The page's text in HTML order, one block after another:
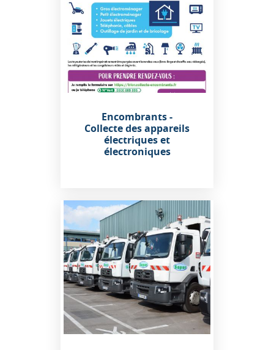
Encombrants -
Collecte des appareils
électriques et
électroniques